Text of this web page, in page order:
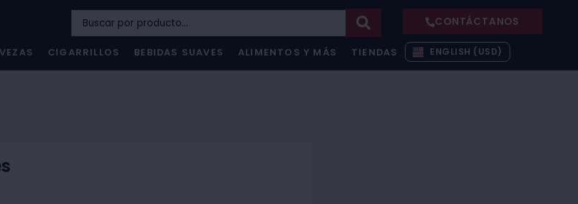
CONTÁCTANOS
CIGARRILLOS BEBIDAS SUAVES ALIMENTOS Y MÁS TIENDAS ENGLISH (USD)